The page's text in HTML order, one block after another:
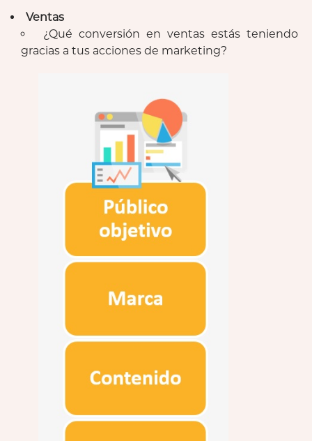
Ventas
¿Qué conversión en ventas estás teniendo
gracias a tus acciones de marketing?